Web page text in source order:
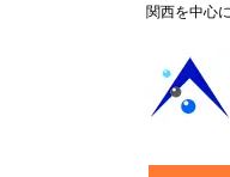
関西を中心